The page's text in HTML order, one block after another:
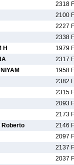
2318 F
2100 F
2227 F
2338 F
H
1979 F
2317 F
1958 F
2382 F
2315 F
2093 F
2173 F
Roberto
2146 F
2097 F
2137 F
2037 F